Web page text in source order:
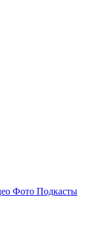
Фото Подкасты